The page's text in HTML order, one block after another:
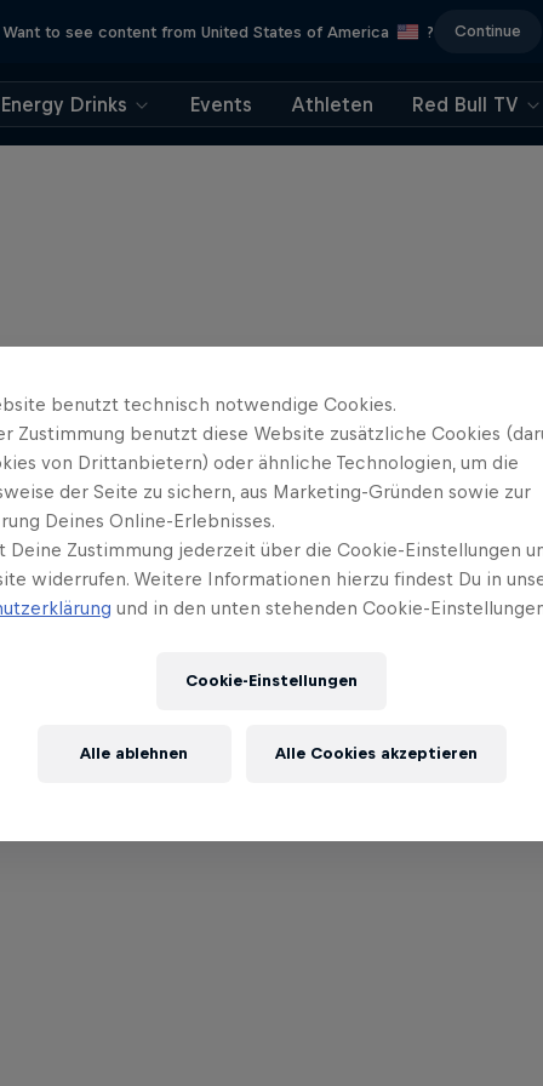
Want to see content from United States of America ? Continue
Energy Drinks Events Athleten Red Bull TV
benutzt technisch notwendige Cookies.
Zustimmung benutzt diese Website zusätzliche Cookies
von Drittanbietern) oder ähnliche Technologien, um die
der Seite zu sichern, aus Marketing-Gründen sowie zur
Deines Online-Erlebnisses.
Deine Zustimmung jederzeit über die Cookie-Einstellungen
widerrufen. Weitere Informationen hierzu findest Du in
und in den unten stehenden Cookie-
Cookie-Einstellungen
Alle ablehnen Alle Cookies akzeptieren